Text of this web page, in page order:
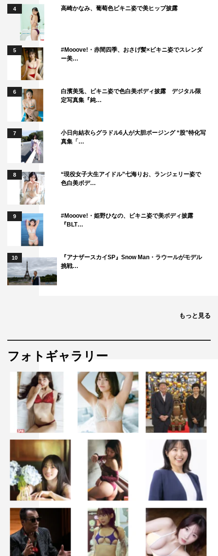
藤本敏史 近藤千尋 馬場典子
4 高崎かなみ、葡萄色ビキニ姿で美ヒップ披露
5
#Mooove!・赤間四季、おさげ髪×ビキニ姿でスレンダ
ー美…
6
白濱美兎、ビキニ姿で色白美ボディ披露 デジタル限
定写真集『純…
7
小日向結衣らグラドル6人が大胆ポージング “股”特化写
真集「…
8
“現役女子大生アイドル”七海りお、ランジェリー姿で
色白美ボデ…
9
#Mooove!・姫野ひなの、ビキニ姿で美ボディ披露
『BLT…
10
『アナザースカイSP』Snow Man・ラウールがモデル
挑戦…
もっと見る
フォトギャラリー